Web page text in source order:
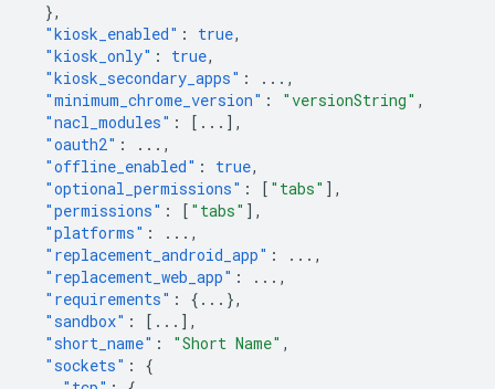
},
"kiosk_enabled" : true,
"kiosk_only" : true,
"kiosk_secondary_apps" : ... ,
"minimum_chrome_version" : "versionString" ,
"nacl_modules" : [ ... ],
"oauth2" : ... ,
"offline_enabled" : true,
"optional_permissions" : [ "tabs" ],
"permissions" : [ "tabs" ],
"platforms" : ... ,
"replacement_android_app" : ... ,
"replacement_web_app" : ... ,
"requirements" : { ... },
"sandbox" : [ ... ],
"short_name" : "Short Name" ,
"sockets" :
{